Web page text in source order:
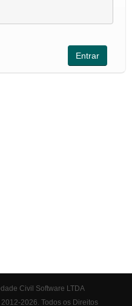
Civil Software LTDA
2026. Todos os Direitos